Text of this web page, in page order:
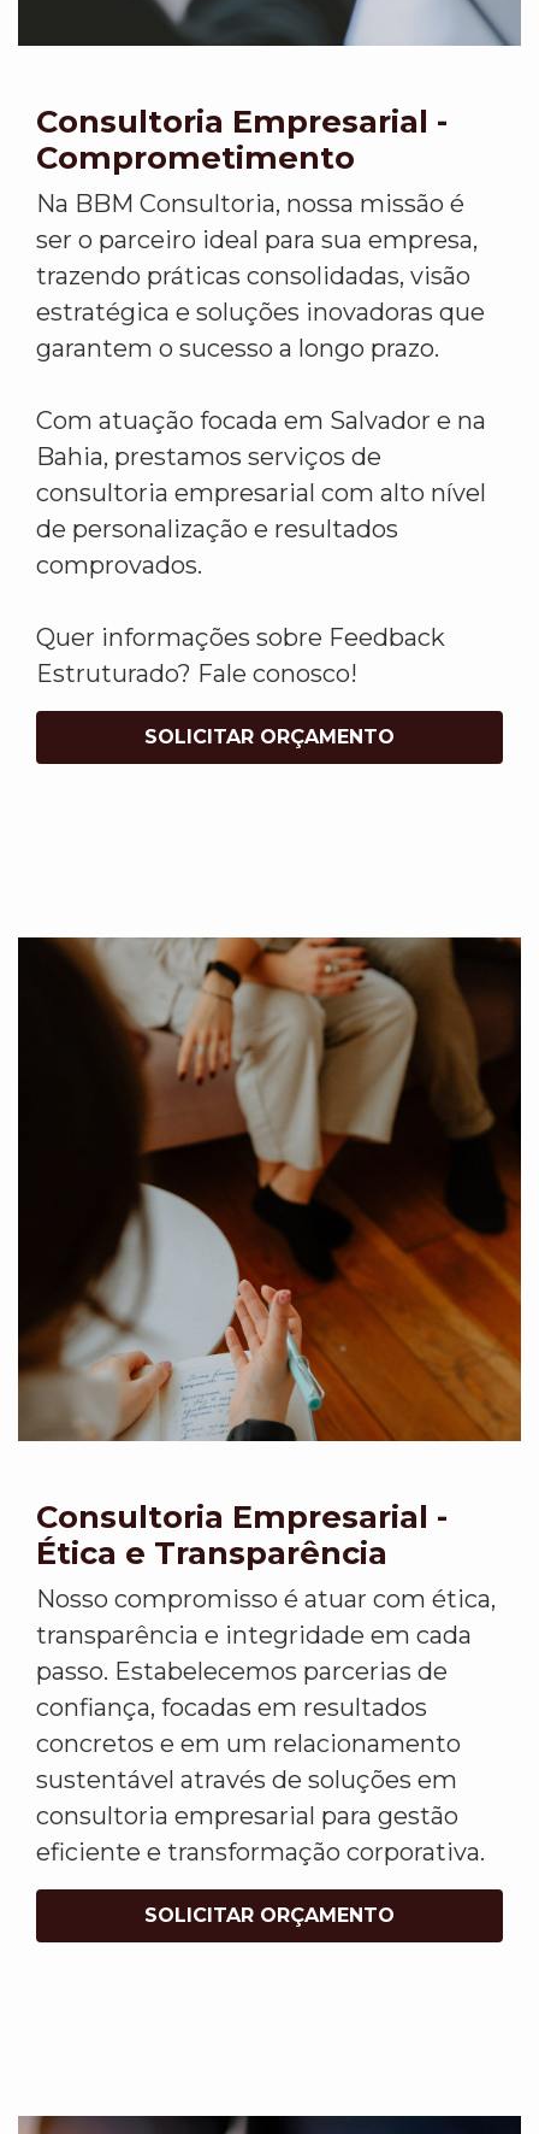
Consultoria Empresarial -
Comprometimento
Na BBM Consultoria, nossa missão é
ser o parceiro ideal para sua empresa,
trazendo práticas consolidadas, visão
estratégica e soluções inovadoras que
garantem o sucesso a longo prazo.
Com atuação focada em Salvador e na
Bahia, prestamos serviços de
consultoria empresarial com alto nível
de personalização e resultados
comprovados.
Quer informações sobre Feedback
Estruturado? Fale conosco!
SOLICITAR ORÇAMENTO
Consultoria Empresarial -
Ética e Transparência
Nosso compromisso é atuar com ética,
transparência e integridade em cada
passo. Estabelecemos parcerias de
confiança, focadas em resultados
concretos e em um relacionamento
sustentável através de soluções em
consultoria empresarial para gestão
eficiente e transformação corporativa.
SOLICITAR ORÇAMENTO